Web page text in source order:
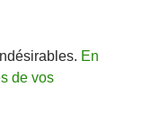
En
de vos